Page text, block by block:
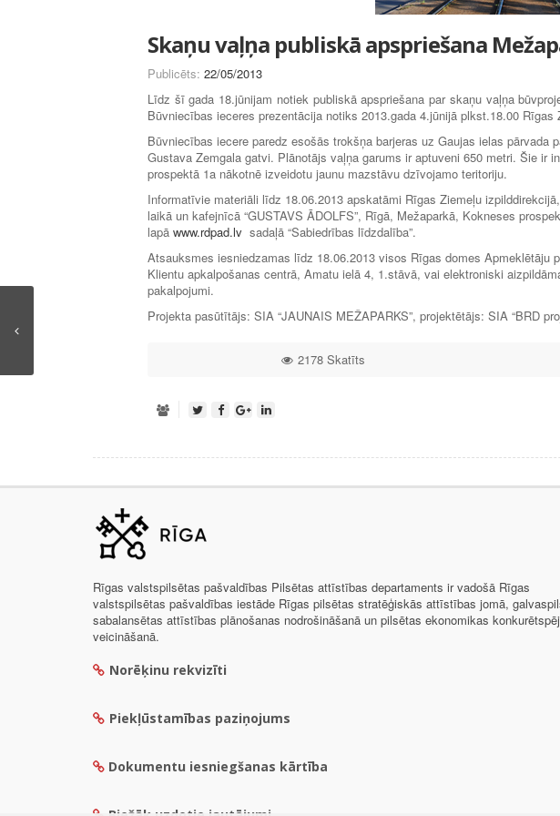
Skaņu vaļņa publiskā apspriešana
Publicēts: 22/05/2013
Līdz šī gada 18.jūnijam notiek publiskā apspriešana par skaņu vaļņa
Būvniecības ieceres prezentācija notiks 2013.gada 4.jūnijā plkst.18.00
Būvniecības iecere paredz esošās trokšņa barjeras uz Gaujas ielas pārvada
Gustava Zemgala gatvi. Plānotājs vaļņa garums ir aptuveni 650 metri. Šie ir
prospektā 1a nākotnē izveidotu jaunu mazstāvu dzīvojamo teritoriju.
Informatīvie materiāli līdz 18.06.2013 apskatāmi Rīgas Ziemeļu
laikā un kafejnīcā “GUSTAVS ĀDOLFS”, Rīgā, Mežaparkā, Kokneses
lapā www.rdpad.lv sadaļā “Sabiedrības līdzdalība”.
Atsauksmes iesniedzamas līdz 18.06.2013 visos Rīgas domes Apmeklētāju
Klientu apkalpošanas centrā, Amatu ielā 4, 1.stāvā, vai elektroniski
pakalpojumi.
Projekta pasūtītājs: SIA “JAUNAIS MEŽAPARKS”, projektētājs: SIA “BRD
2178 Skatīts
Rīgas valstspilsētas pašvaldības Pilsētas attīstības departaments ir vadošā Rīgas
valstspilsētas pašvaldības iestāde Rīgas pilsētas stratēģiskās attīstības jomā,
sabalansētas attīstības plānošanas nodrošināšanā un pilsētas ekonomikas
veicināšanā.
Norēķinu rekvizīti
Piekļūstamības paziņojums
Dokumentu iesniegšanas kārtība